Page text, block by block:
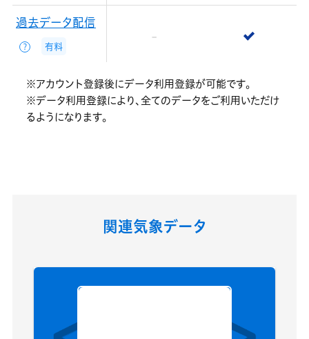
過去データ配信
？ 有料
※アカウント登録後にデータ利用登録が可能です。
※データ利用登録により、全てのデータをご利用いただけ
るようになります。
関連気象データ